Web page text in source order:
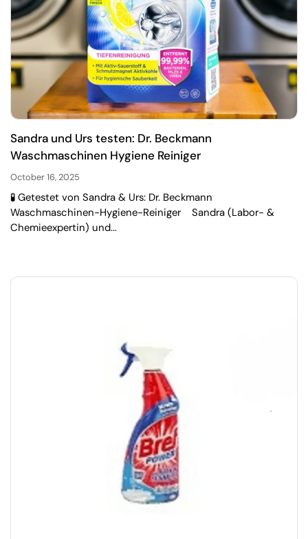
Sandra und Urs testen: Dr. Beckmann
Waschmaschinen Hygiene Reiniger
October 16, 2025
🧪 Getestet von Sandra & Urs: Dr. Beckmann
Waschmaschinen-Hygiene-Reiniger Sandra (Labor- &
Chemieexpertin) und...